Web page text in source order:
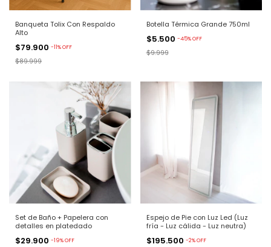
Banqueta Tolix Con Respaldo
Alto
$79.900 -11%OFF
$89.999
Botella Térmica Grande 750ml
$5.500 -45%OFF
$9.999
Set de Baño + Papelera con
detalles en platedado
$29.900 -19%OFF
Espejo de Pie con Luz Led (Luz
fría - Luz cálida - Luz neutra)
$195.500 -2%OFF